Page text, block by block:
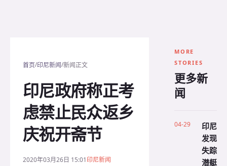
首页/印尼新闻/新闻正文
印尼政府称正考
虑禁止民众返乡
庆祝开斋节
2020年03月26日 15:01印尼新闻
MORE
STORIES
更多新
闻
04-29
印尼
发现
失踪
潜艇